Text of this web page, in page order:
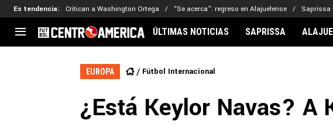
Es tendencia: Critican a Washington Ortega “Se acerca”: regreso en Alajuelense Saprissa
CENTROAMÉRICA
CONCACAF
Liga de Naciones
Eliminatorias
Kervin Arriaga
ÚLTIMAS NOTICIAS SAPRISSA
EUROPA Fútbol Internacional
¿Está Keylor Navas? A